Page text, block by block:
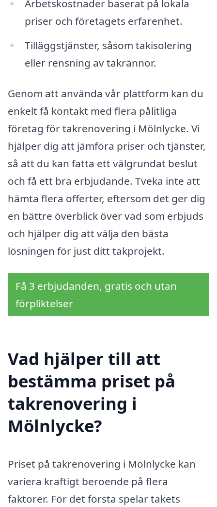
Arbetskostnader baserat på lokala
priser och företagets erfarenhet.
Tilläggstjänster, såsom takisolering
eller rensning av takrännor.
Genom att använda vår plattform kan du
enkelt få kontakt med flera pålitliga
företag för takrenovering i Mölnlycke. Vi
hjälper dig att jämföra priser och tjänster,
så att du kan fatta ett välgrundat beslut
och få ett bra erbjudande. Tveka inte att
hämta flera offerter, eftersom det ger dig
en bättre överblick över vad som erbjuds
och hjälper dig att välja den bästa
lösningen för just ditt takprojekt.
Få 3 erbjudanden, gratis och utan
förpliktelser
Vad hjälper till att
bestämma priset på
takrenovering i
Mölnlycke?
Priset på takrenovering i Mölnlycke kan
variera kraftigt beroende på flera
faktorer. För det första spelar takets